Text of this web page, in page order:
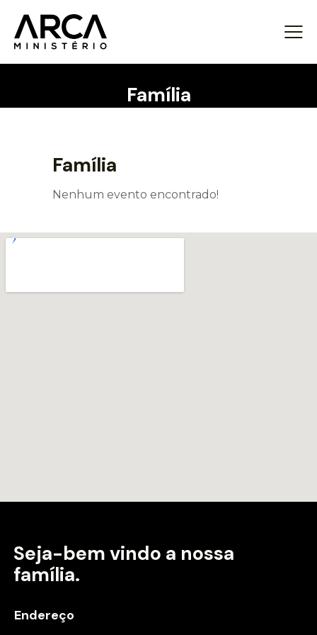
Família
Família
Nenhum evento encontrado!
Seja-bem vindo a nossa
família.
Endereço